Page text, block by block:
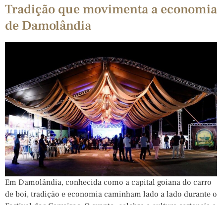
Tradição que movimenta a economia
de Damolândia
Em Damolândia, conhecida como a capital goiana do carro
de boi, tradição e economia caminham lado a lado durante o